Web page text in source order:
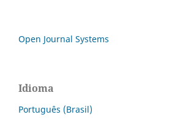
Open Journal Systems
Idioma
Português (Brasil)